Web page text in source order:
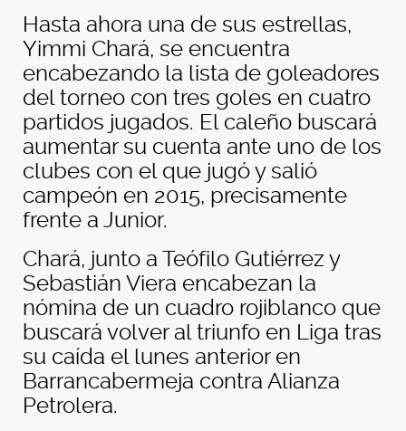
Hasta ahora una de sus estrellas,
Yimmi Chará, se encuentra
encabezando la lista de goleadores
del torneo con tres goles en cuatro
partidos jugados. El caleño buscará
aumentar su cuenta ante uno de los
clubes con el que jugó y salió
campeón en 2015, precisamente
frente a Junior.
Chará, junto a Teófilo Gutiérrez y
Sebastián Viera encabezan la
nómina de un cuadro rojiblanco que
buscará volver al triunfo en Liga tras
su caída el lunes anterior en
Barrancabermeja contra Alianza
Petrolera.